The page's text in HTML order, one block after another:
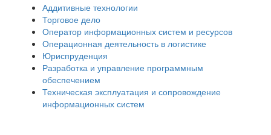
Аддитивные технологии
Торговое дело
Оператор информационных систем и ресурсов
Операционная деятельность в логистике
Юриспруденция
Разработка и управление программным
обеспечением
Техническая эксплуатация и сопровождение
информационных систем